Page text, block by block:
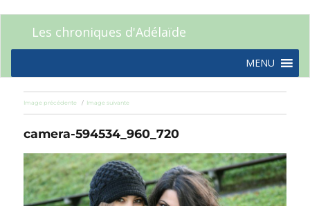
Les chroniques d'Adélaïde
MENU
Image précédente Image suivante
camera-594534_960_720